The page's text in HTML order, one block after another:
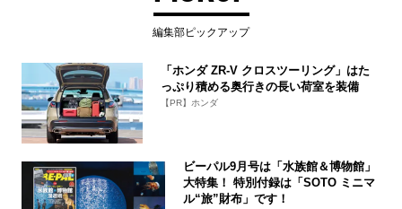
編集部ピックアップ
「ホンダ ZR-V クロスツーリング」はた
っぷり積める奥行きの長い荷室を装備
【PR】ホンダ
ビーパル9月号は「水族館＆博物館」
大特集！ 特別付録は「SOTO ミニマ
ル“旅”財布」です！